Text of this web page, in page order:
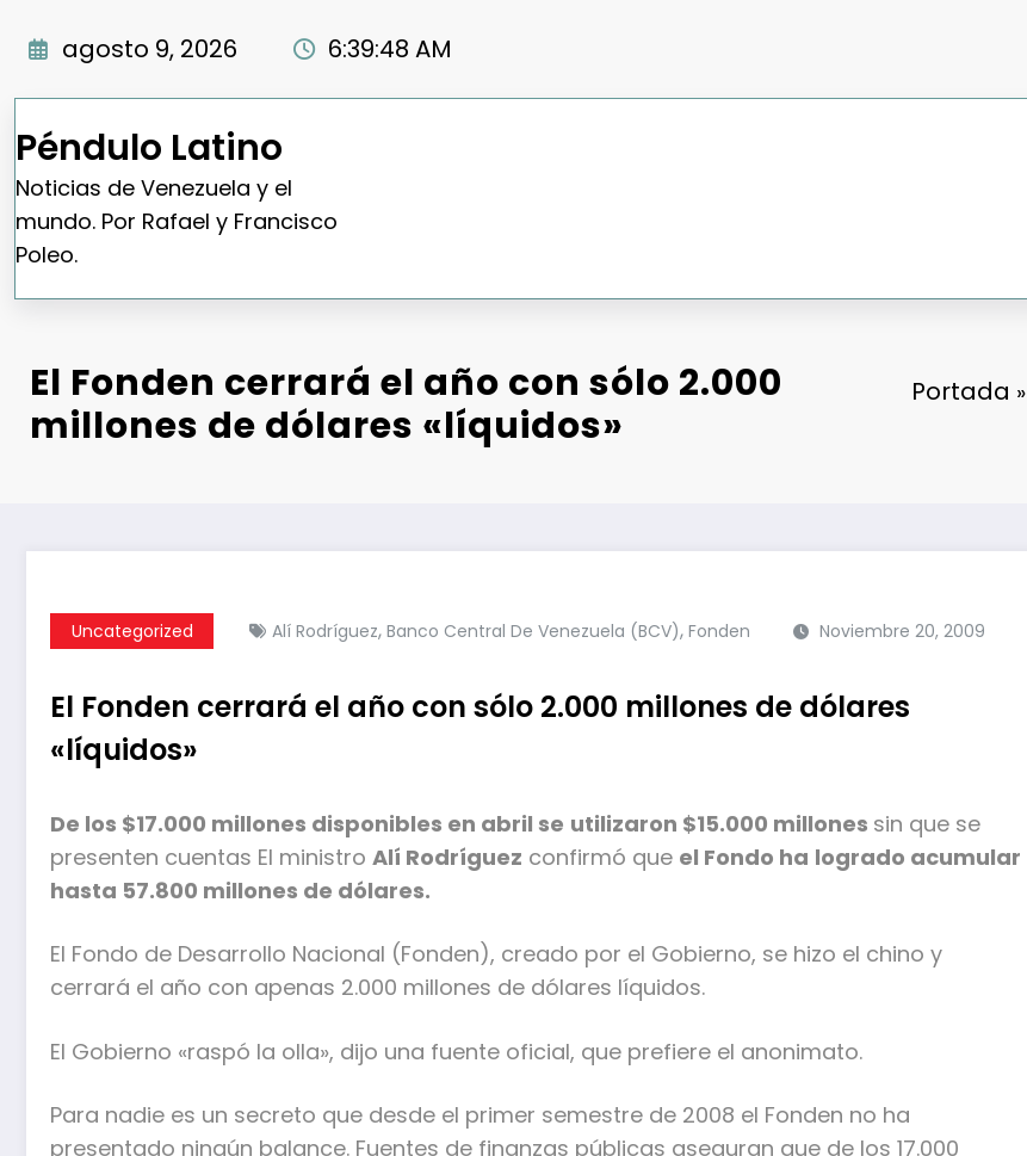
agosto 9, 2026 6:39:49 AM
Péndulo Latino
Noticias de Venezuela y el
mundo. Por Rafael y Francisco
Poleo.
El Fonden cerrará el año con sólo 2.000
millones de dólares «líquidos»
Portada »
Uncategorized Alí Rodríguez, Banco Central De Venezuela (BCV), Fonden Noviembre 20, 2009
El Fonden cerrará el año con sólo 2.000 millones de dólares
«líquidos»
De los $17.000 millones disponibles en abril se utilizaron $15.000 millones sin que se
presenten cuentas El ministro Alí Rodríguez confirmó que el Fondo ha logrado acumular
hasta 57.800 millones de dólares.
El Fondo de Desarrollo Nacional (Fonden), creado por el Gobierno, se hizo el chino y
cerrará el año con apenas 2.000 millones de dólares líquidos.
El Gobierno «raspó la olla», dijo una fuente oficial, que prefiere el anonimato.
Para nadie es un secreto que desde el primer semestre de 2008 el Fonden no ha
presentado ningún balance. Fuentes de finanzas públicas aseguran que de los 17.000